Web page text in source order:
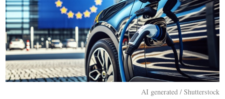
AI generated / Shutterstock